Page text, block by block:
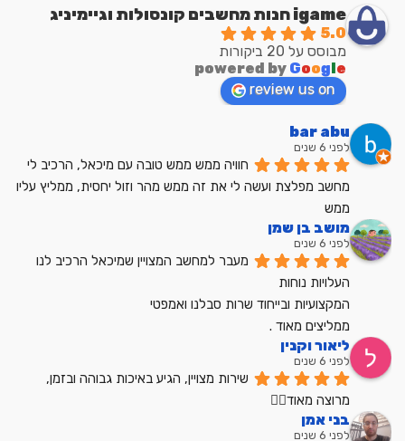
igame חנות מחשבים קונסולות וגיימיניג
5.0
מבוסס על 20 ביקורות
powered by Google
review us on
bar abu
לפני 6 שנים
ממש
מושב בן שמן
לפני 6 שנים
מעבר למחשב המצויין שמיכאל הרכיב לנו
העלויות נוחות
המקצועיות ובייחוד שרות סבלנו ואמפטי
ממליצים מאוד .
ליאור וקנין
לפני 6 שנים
מרוצה מאוד👍🏼
בני אמן
לפני 6 שנים